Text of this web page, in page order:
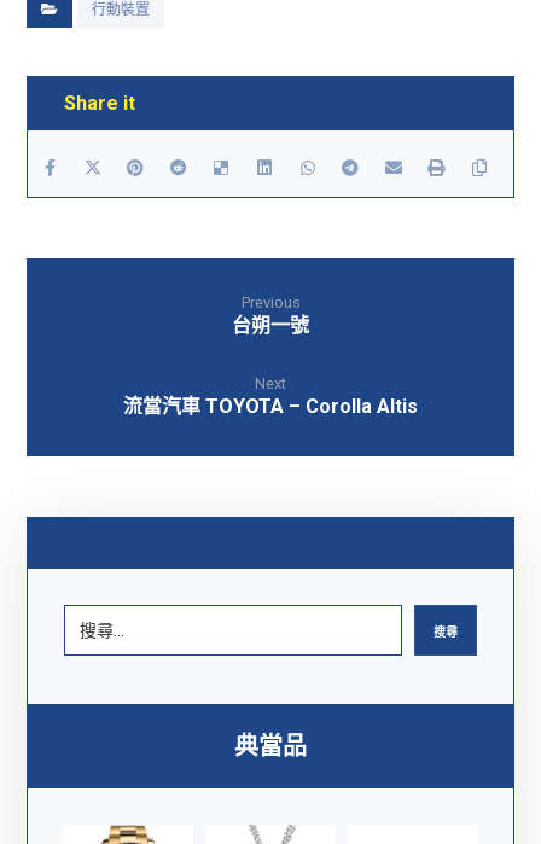
行動裝置
Previous
台朔一號
Next
流當汽車 TOYOTA – Corolla Altis
搜尋
典當品